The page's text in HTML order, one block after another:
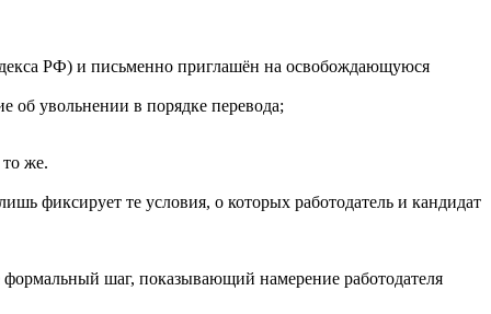
РФ) и письменно приглашён на освобождающуюся
об увольнении в порядке перевода;
же.
фиксирует те условия, о которых работодатель и кандидат
шаг, показывающий намерение работодателя